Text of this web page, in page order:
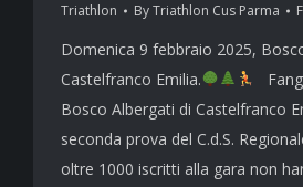
Triathlon ByTriathlon Cus Parma
Domenica 9 febbraio 2025,
Castelfranco Emilia.
Bosco Albergati di Castelfranco
seconda prova del C.d.S.
oltre 1000 iscritti alla gara non